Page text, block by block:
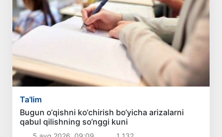
Ta'lim
Bugun o‘qishni ko‘chirish bo‘yicha arizalarni
qabul qilishning so‘nggi kuni